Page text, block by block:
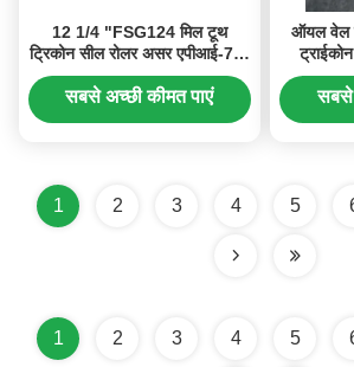
12 1/4 "FSG124 मिल टूथ
ट्रिकोन सील रोलर असर एपीआई-7-1
मानक के साथ
सबसे अच्छी कीमत पाएं
ऑयल वेल
सबसे
1 2 3 4 5
1 2 3 4 5